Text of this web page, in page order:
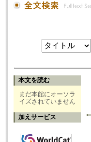
本文を読む
まだ本館にオーソラ
イズされていません
加えサービス